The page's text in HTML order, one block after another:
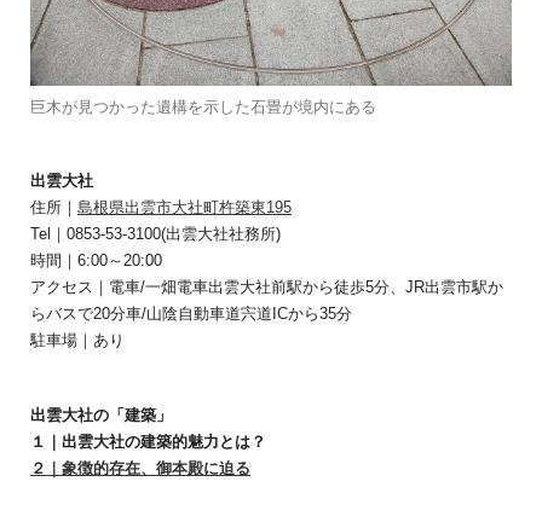
巨木が見つかった遺構を示した石畳が境内にある
出雲大社
住所｜ 島根県出雲市大社町杵築東195
Tel｜0853-53-3100(出雲大社社務所)
時間｜6:00～20:00
アクセス｜電車/一畑電車出雲大社前駅から徒歩5分、JR出雲市駅か
らバスで20分車/山陰自動車道宍道ICから35分
駐車場｜あり
出雲大社の「建築」
１｜出雲大社の建築的魅力とは？
２｜象徴的存在、御本殿に迫る